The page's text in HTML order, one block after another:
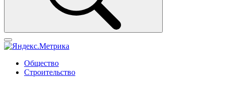
Общество
Строительство